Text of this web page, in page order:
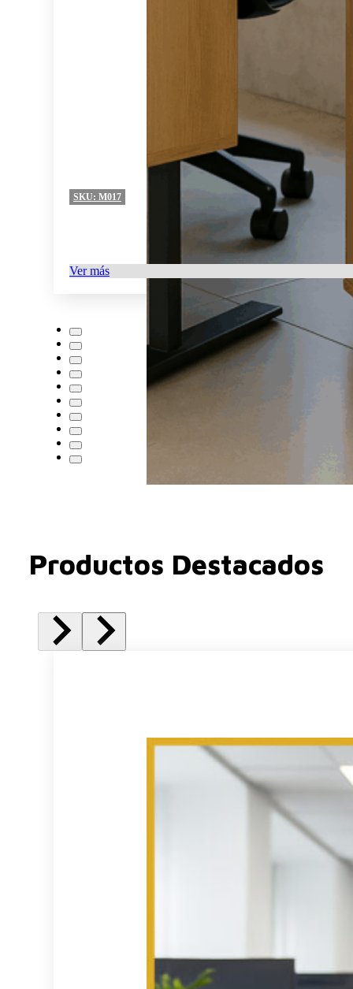
SKU: M017
Ver más
Productos Destacados